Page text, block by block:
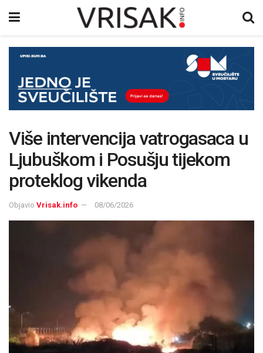
Više intervencija vatrogasaca u
Ljubuškom i Posušju tijekom
proteklog vikenda
Objavio Vrisak.info 08/06/2026